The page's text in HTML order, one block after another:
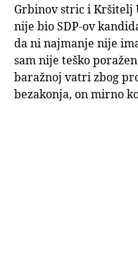
Grbinov stric i Kršitelj
nije bio SDP-ov
da ni najmanje nije
sam nije teško
baražnoj vatri zbog
bezakonja, on mirno